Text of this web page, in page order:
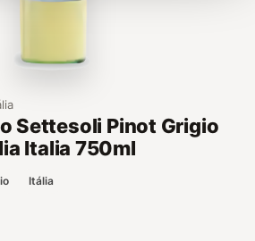
Settesoli Pinot Grigio
Italia 750ml
Itália